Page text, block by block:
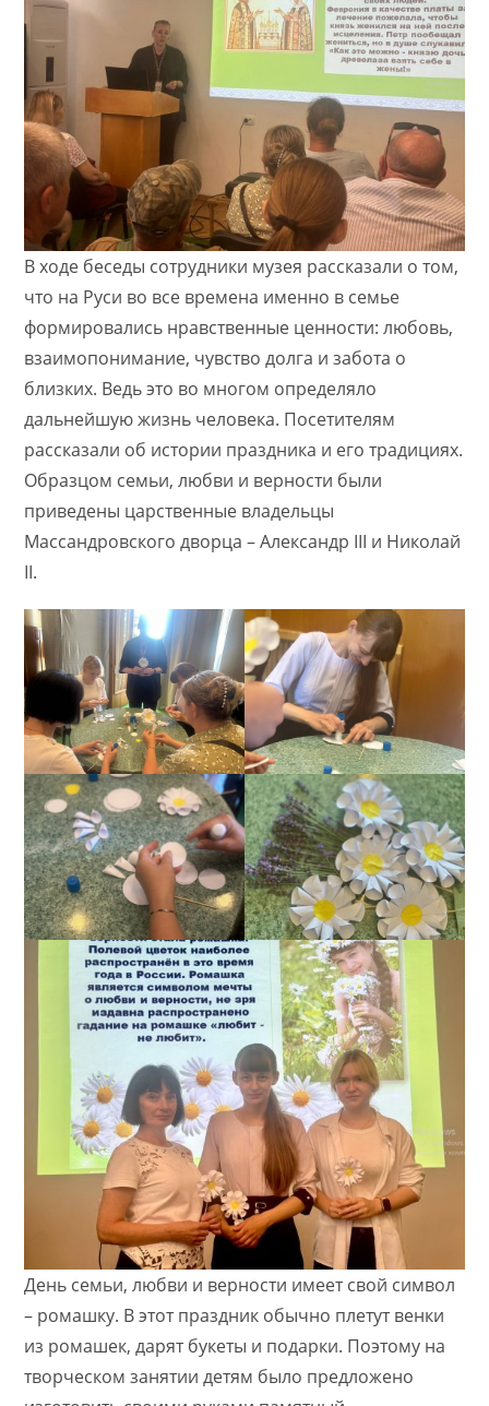
В ходе беседы сотрудники музея рассказали о том,
что на Руси во все времена именно в семье
формировались нравственные ценности: любовь,
взаимопонимание, чувство долга и забота о
близких. Ведь это во многом определяло
дальнейшую жизнь человека. Посетителям
рассказали об истории праздника и его традициях.
Образцом семьи, любви и верности были
приведены царственные владельцы
Массандровского дворца – Александр III и Николай
II.
День семьи, любви и верности имеет свой символ
– ромашку. В этот праздник обычно плетут венки
из ромашек, дарят букеты и подарки. Поэтому на
творческом занятии детям было предложено